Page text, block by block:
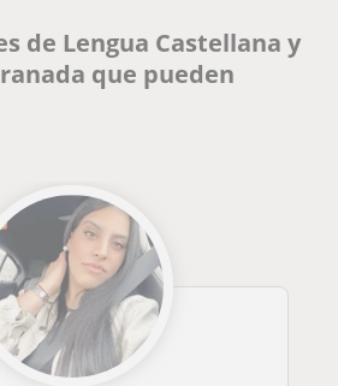
de Lengua Castellana y
que pueden